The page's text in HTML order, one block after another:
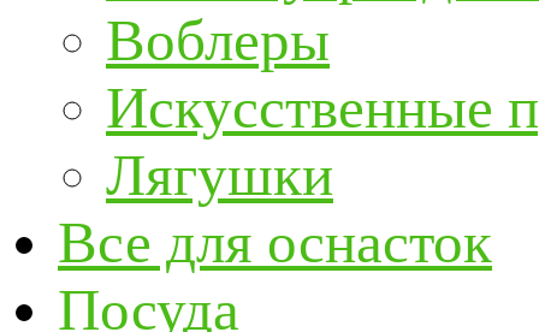
Воблеры
Искусственные
Лягушки
Все для оснасток
Посуда